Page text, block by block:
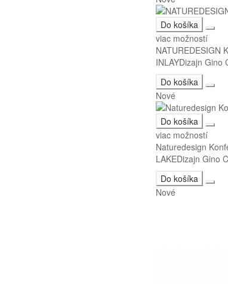
Do košíka
viac možností
NATUREDESIGN
INLAYDizajn
Do košíka
Nové
Do košíka
viac možností
Naturedesign
LAKEDizajn Gino
Do košíka
Nové